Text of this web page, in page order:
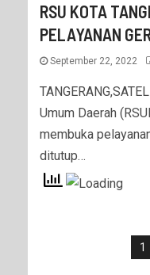
RSU KOTA
PELAYANAN
September 22, 2022
Umum Daerah
membuka
ditutup…
1